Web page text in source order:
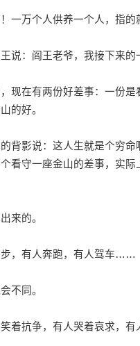
万个人供养一个人，指的
：阎王老爷，我接下来的
在有两份好差事：一份是
的好。
影说：这人生就是个穷命
看守一座金山的差事，实际
来的。
，有人奔跑，有人驾车……
不同。
抗争，有人哭着哀求，